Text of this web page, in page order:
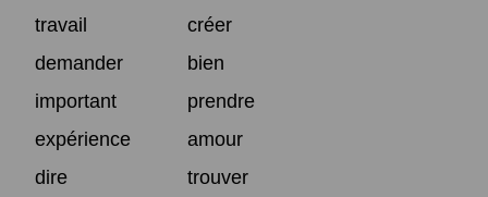
travail
créer
demander
bien
important
prendre
expérience
amour
dire
trouver